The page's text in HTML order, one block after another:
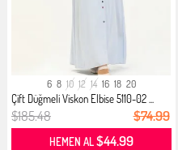
6 8 10 12 14 16 18 20
Çift Düğmeli Viskon Elbise 5110-02 ...
$185.48 $74.99
HEMEN AL$44.99